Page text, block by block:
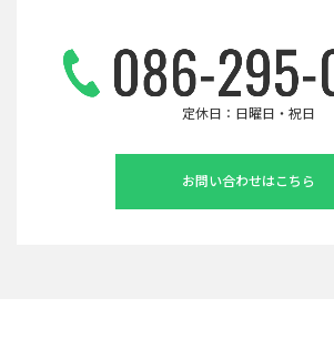
定休日：日曜日・祝日
お問い合わせはこちら